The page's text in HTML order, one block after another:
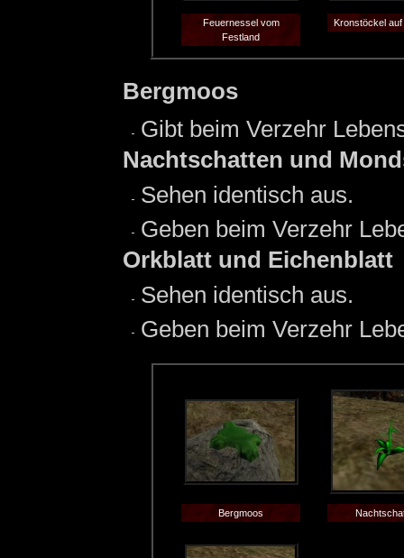
Feuernessel vom
Festland
Kronstöckel
Bergmoos
Gibt beim Verzehr
Nachtschatten und
Sehen identisch aus.
Geben beim Verzehr
Orkblatt und Eichenblatt
Sehen identisch aus.
Geben beim Verzehr
Bergmoos